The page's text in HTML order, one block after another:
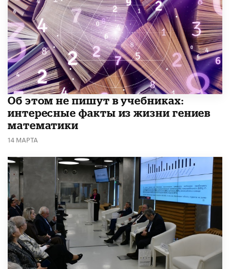
Об этом не пишут в учебниках:
интересные факты из жизни гениев
математики
14 МАРТА